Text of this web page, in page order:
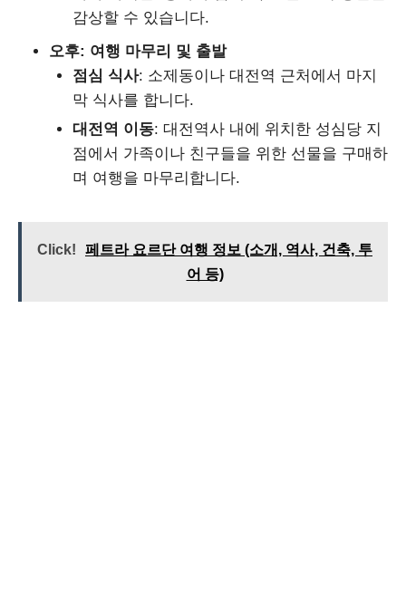
감상할 수 있습니다.
오후: 여행 마무리 및 출발
점심 식사: 소제동이나 대전역 근처에서 마지
막 식사를 합니다.
대전역 이동: 대전역사 내에 위치한 성심당 지
점에서 가족이나 친구들을 위한 선물을 구매하
며 여행을 마무리합니다.
Click!
페트라 요르단 여행 정보 (소개, 역사, 건축, 투
어 등)